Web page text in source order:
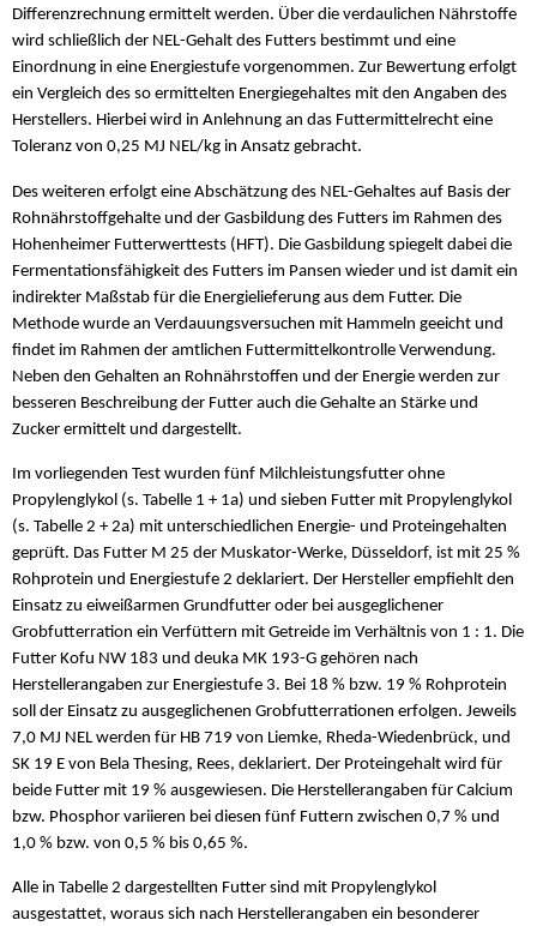
Differenzrechnung ermittelt werden. Über die verdaulichen Nährstoffe
wird schließlich der NEL-Gehalt des Futters bestimmt und eine
Einordnung in eine Energiestufe vorgenommen. Zur Bewertung erfolgt
ein Vergleich des so ermittelten Energiegehaltes mit den Angaben des
Herstellers. Hierbei wird in Anlehnung an das Futtermittelrecht eine
Toleranz von 0,25 MJ NEL/kg in Ansatz gebracht.
Des weiteren erfolgt eine Abschätzung des NEL-Gehaltes auf Basis der
Rohnährstoffgehalte und der Gasbildung des Futters im Rahmen des
Hohenheimer Futterwerttests (HFT). Die Gasbildung spiegelt dabei die
Fermentationsfähigkeit des Futters im Pansen wieder und ist damit ein
indirekter Maßstab für die Energielieferung aus dem Futter. Die
Methode wurde an Verdauungsversuchen mit Hammeln geeicht und
findet im Rahmen der amtlichen Futtermittelkontrolle Verwendung.
Neben den Gehalten an Rohnährstoffen und der Energie werden zur
besseren Beschreibung der Futter auch die Gehalte an Stärke und
Zucker ermittelt und dargestellt.
Im vorliegenden Test wurden fünf Milchleistungsfutter ohne
Propylenglykol (s. Tabelle 1 + 1a) und sieben Futter mit Propylenglykol
(s. Tabelle 2 + 2a) mit unterschiedlichen Energie- und Proteingehalten
geprüft. Das Futter M 25 der Muskator-Werke, Düsseldorf, ist mit 25 %
Rohprotein und Energiestufe 2 deklariert. Der Hersteller empfiehlt den
Einsatz zu eiweißarmen Grundfutter oder bei ausgeglichener
Grobfutterration ein Verfüttern mit Getreide im Verhältnis von 1 : 1. Die
Futter Kofu NW 183 und deuka MK 193-G gehören nach
Herstellerangaben zur Energiestufe 3. Bei 18 % bzw. 19 % Rohprotein
soll der Einsatz zu ausgeglichenen Grobfutterrationen erfolgen. Jeweils
7,0 MJ NEL werden für HB 719 von Liemke, Rheda-Wiedenbrück, und
SK 19 E von Bela Thesing, Rees, deklariert. Der Proteingehalt wird für
beide Futter mit 19 % ausgewiesen. Die Herstellerangaben für Calcium
bzw. Phosphor variieren bei diesen fünf Futtern zwischen 0,7 % und
1,0 % bzw. von 0,5 % bis 0,65 %.
Alle in Tabelle 2 dargestellten Futter sind mit Propylenglykol
ausgestattet, woraus sich nach Herstellerangaben ein besonderer